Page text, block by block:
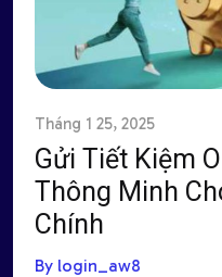
Tháng 1 25, 2025
Gửi Tiết Kiệm
Thông Minh
Chính
By login_aw8